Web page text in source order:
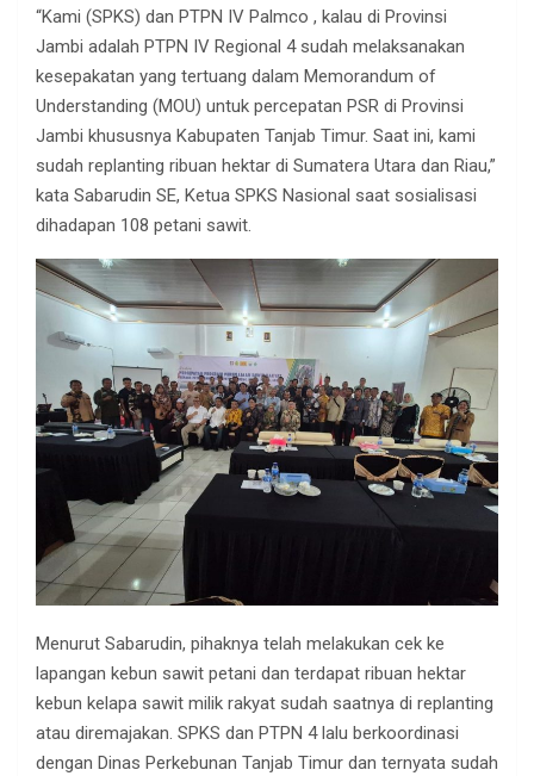
“Kami (SPKS) dan PTPN IV Palmco , kalau di Provinsi
Jambi adalah PTPN IV Regional 4 sudah melaksanakan
kesepakatan yang tertuang dalam Memorandum of
Understanding (MOU) untuk percepatan PSR di Provinsi
Jambi khususnya Kabupaten Tanjab Timur. Saat ini, kami
sudah replanting ribuan hektar di Sumatera Utara dan Riau,”
kata Sabarudin SE, Ketua SPKS Nasional saat sosialisasi
dihadapan 108 petani sawit.
Menurut Sabarudin, pihaknya telah melakukan cek ke
lapangan kebun sawit petani dan terdapat ribuan hektar
kebun kelapa sawit milik rakyat sudah saatnya di replanting
atau diremajakan. SPKS dan PTPN 4 lalu berkoordinasi
dengan Dinas Perkebunan Tanjab Timur dan ternyata sudah